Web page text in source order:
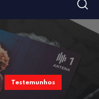
Testemunhos